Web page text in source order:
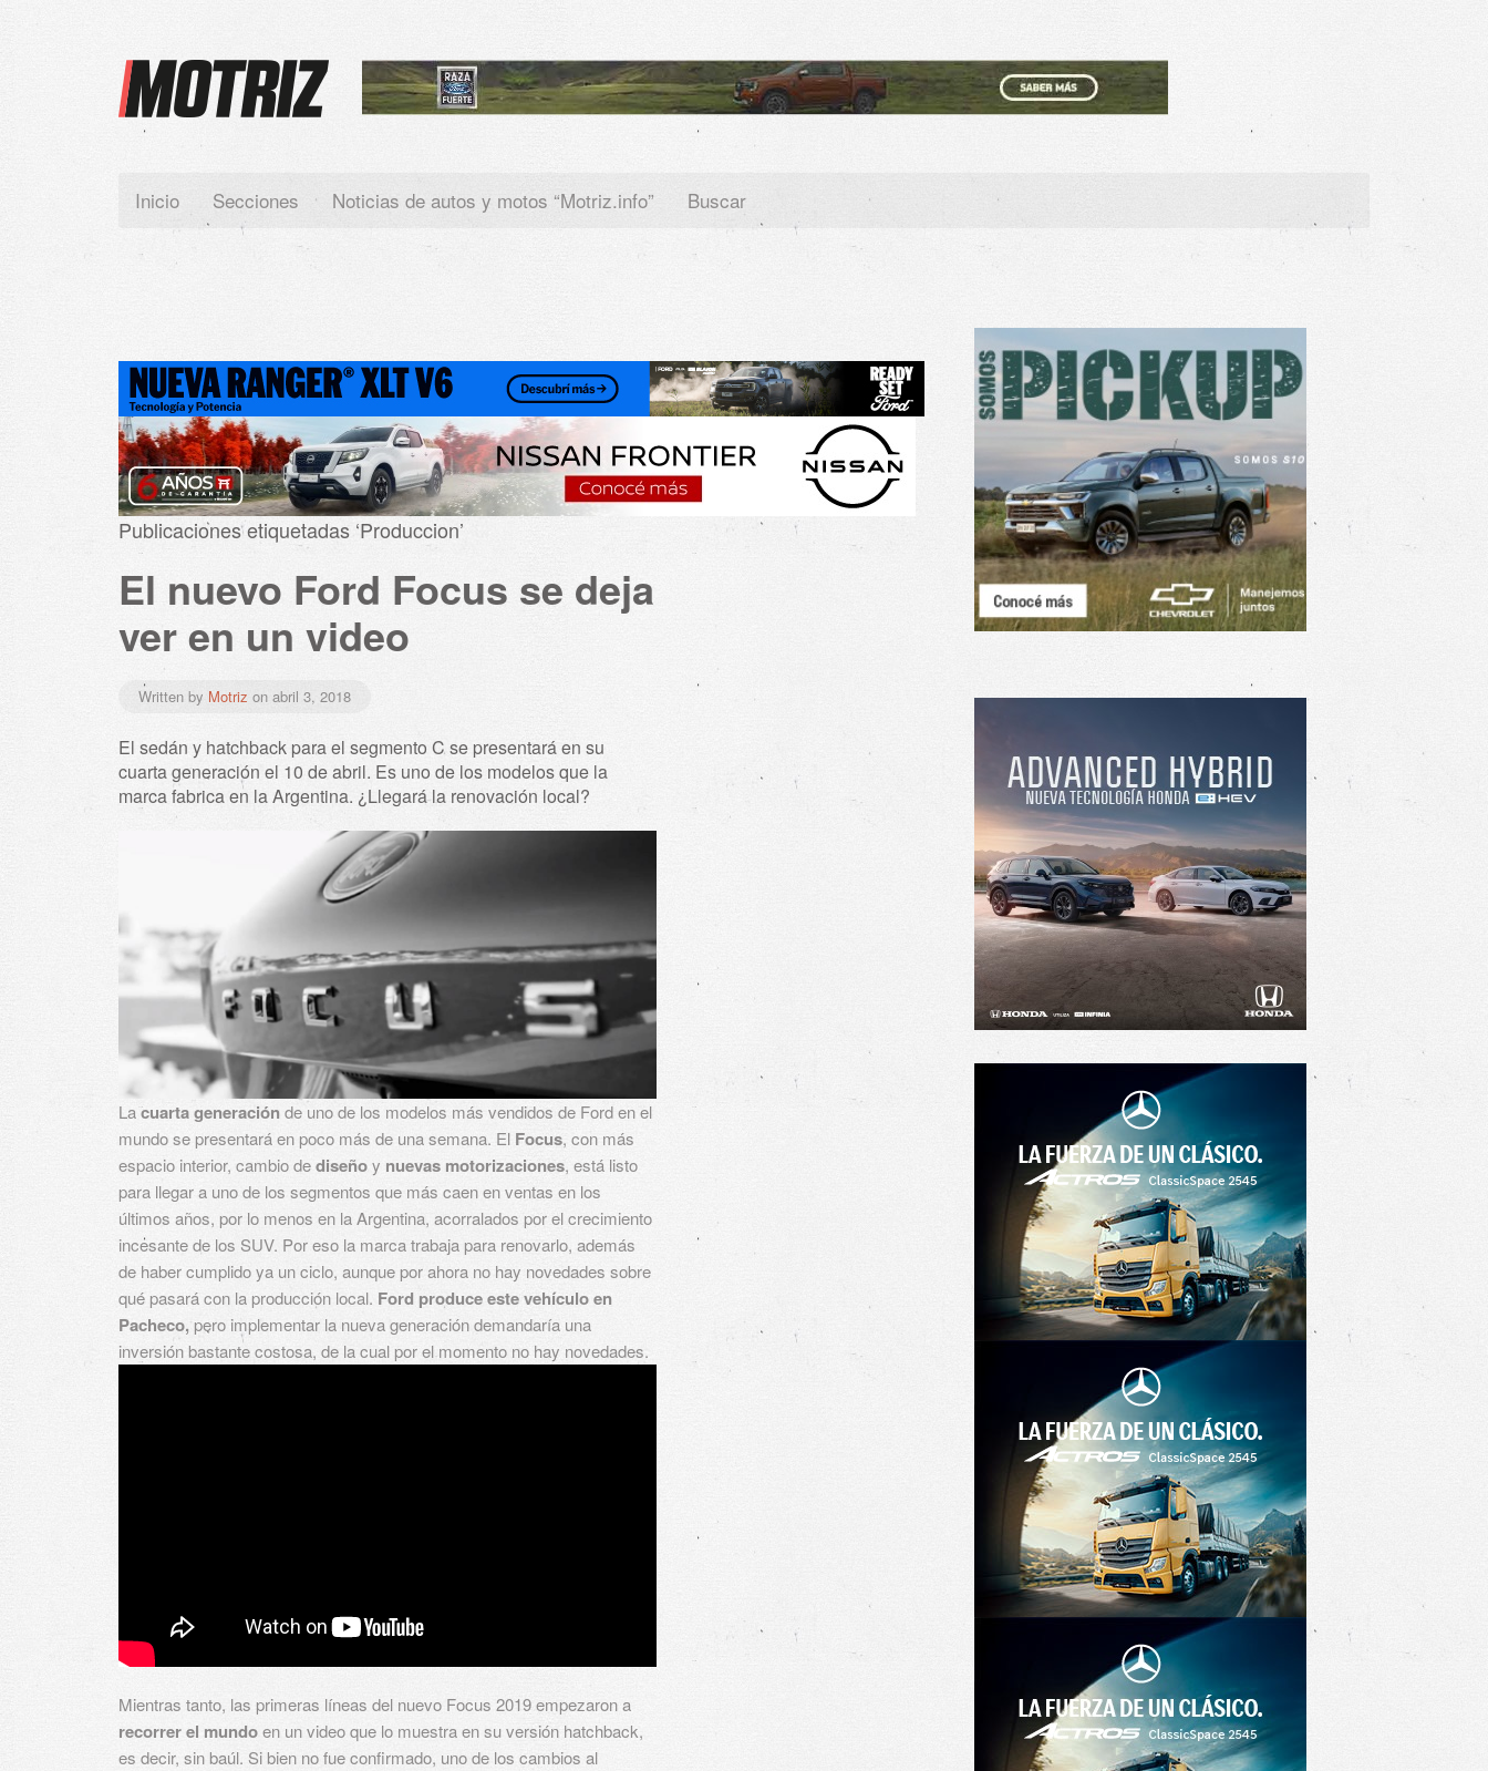
Inicio Secciones Noticias de autos y motos “Motriz.info” Buscar
Publicaciones etiquetadas ‘Produccion’
El nuevo Ford Focus se deja
ver en un video
Written by Motriz on abril 3, 2018
El sedán y hatchback para el segmento C se presentará en su
cuarta generación el 10 de abril. Es uno de los modelos que la
marca fabrica en la Argentina. ¿Llegará la renovación local?
Lacuarta generaciónde uno de los modelos más vendidos de Ford en el
mundo se presentará en poco más de una semana. El Focus, con más
espacio interior, cambio dediseñoy nuevas motorizaciones, está listo
para llegar a uno de los segmentos que más caen en ventas en los
últimos años, por lo menos en la Argentina, acorralados por el crecimiento
incesante de los SUV. Por eso la marca trabaja para renovarlo, además
de haber cumplido ya un ciclo, aunque por ahora no hay novedades sobre
qué pasará con la producción local. Ford produce este vehículo en
Pacheco,pero implementar la nueva generación demandaría una
inversión bastante costosa, de la cual por el momento no hay novedades.
Mientras tanto, las primeras líneas del nuevo Focus 2019 empezaron a
recorrer el mundoen un video que lo muestra en su versión hatchback,
es decir, sin baúl. Si bien no fue confirmado, uno de los cambios al